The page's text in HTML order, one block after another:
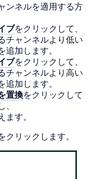
ンネルを適用する方
ブをクリックして、
チャンネルより低い
加します。
ブをクリックして、
チャンネルより高い
加します。
置換をクリックして
す。
クリックします。